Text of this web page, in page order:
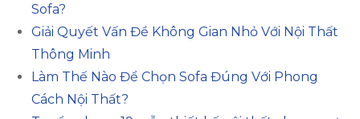
Sofa?
Giải Quyết Vấn Đề Không Gian Nhỏ Với Nội Thất
Thông Minh
Làm Thế Nào Để Chọn Sofa Đúng Với Phong
Cách Nội Thất?